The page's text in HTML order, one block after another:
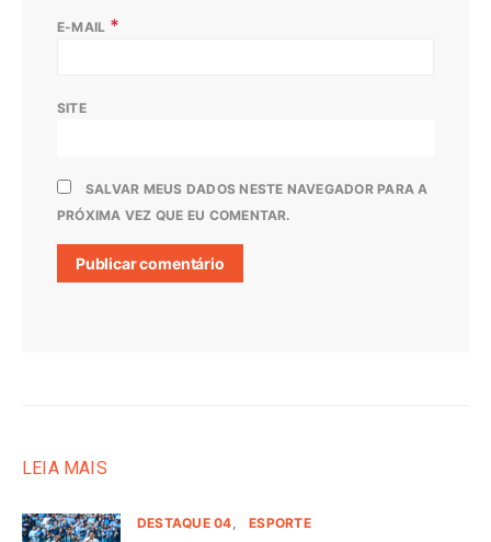
E-MAIL *
SITE
SALVAR MEUS DADOS NESTE NAVEGADOR PARA A
PRÓXIMA VEZ QUE EU COMENTAR.
LEIA MAIS
DESTAQUE 04 ESPORTE